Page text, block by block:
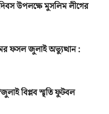
উপলক্ষে মুসলিম লীগের
ফসল জুলাই অভ্যুত্থান :
‘জুলাই বিপ্লব স্মৃতি ফুটবল